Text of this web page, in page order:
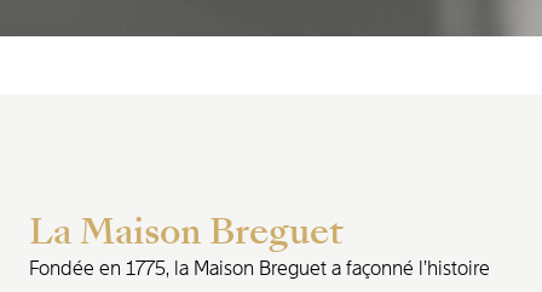
La Maison Breguet
Fondée en 1775, la Maison Breguet a façonné l’histoire